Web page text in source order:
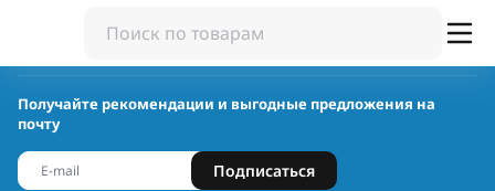
Получайте рекомендации и выгодные предложения на
почту
Подписаться